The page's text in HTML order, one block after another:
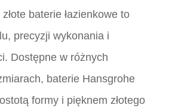
baterie łazienkowe to
precyzji wykonania i
Dostępne w różnych
baterie Hansgrohe
formy i pięknem złotego